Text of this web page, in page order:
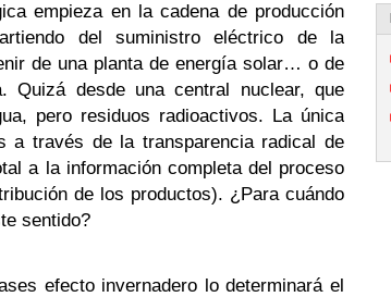
empieza en la cadena de producción
del suministro eléctrico de la
de una planta de energía solar… o de
Quizá desde una central nuclear, que
pero residuos radioactivos. La única
a través de la transparencia radical de
a la información completa del proceso
de los productos). ¿Para cuándo
sentido?
efecto invernadero lo determinará el